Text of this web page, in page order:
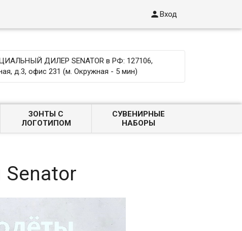
Вход
ДИЛЕР SENATOR в РФ: 127106,
д.3, офис 231 (м. Окружная - 5 мин)
ЗОНТЫ С
ЛОГОТИПОМ
СУВЕНИРНЫЕ
НАБОРЫ